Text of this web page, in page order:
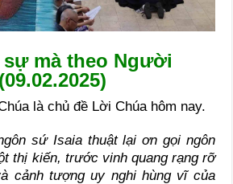
mà theo Người
(09.02.2025)
là chủ đề Lời Chúa hôm nay.
sứ Isaia thuật lại ơn gọi ngôn
thị kiến, trước vinh quang rạng rỡ
cảnh tượnguy nghi hùng vĩ của